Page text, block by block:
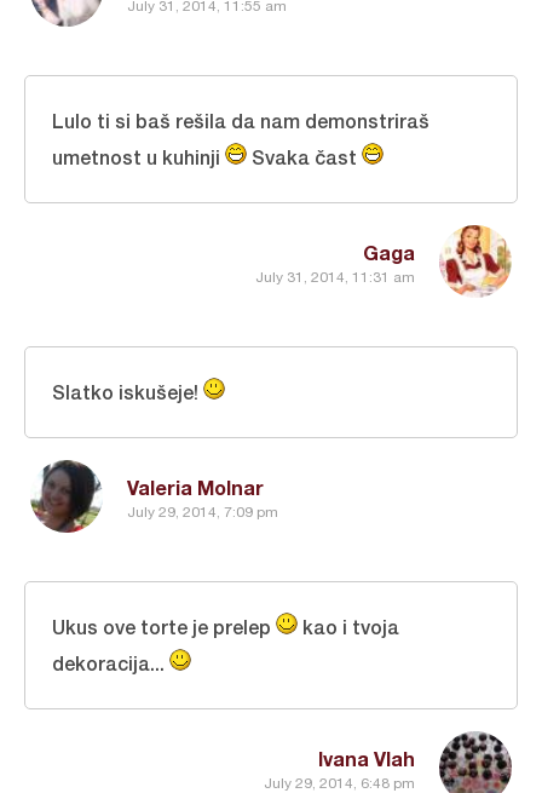
July 31, 2014, 11:55 am
Gaga
July 31, 2014, 11:31 am
Lulo ti si baš rešila da nam demonstriraš
umetnost u kuhinji
Svaka čast
Valeria Molnar
July 29, 2014, 7:09 pm
Slatko iskušeje!
Ivana Vlah
July 29, 2014, 6:48 pm
Ukus ove torte je prelep
kao i tvoja
dekoracija...